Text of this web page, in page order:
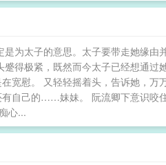
臣。阮流卿觉得自己完了，她
，半晌冷笑一声，“现在知错了
男主前期疯批偏执狗男人，没
期微弱势，后期翻身农奴把
十年，商丘国的小公主商云珠
，好不容易离了狼窝，竟又落
铁驹上的乱世枭雄——完颜苍。
想起曾无意在皇祖母密室里窥
算赏赐般睨她一眼，而后抬戟
为太子的意思。太子要带走她缘由
得极紧，既然而今太子已经想通过
宽慰。 又轻轻摇着头，告诉她，万
自己的……妹妹。 阮流卿下意识咬
心...